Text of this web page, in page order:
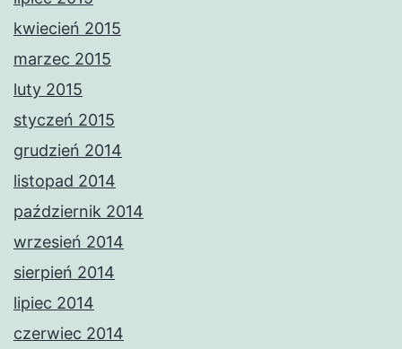
kwiecień 2015
marzec 2015
luty 2015
styczeń 2015
grudzień 2014
listopad 2014
październik 2014
wrzesień 2014
sierpień 2014
lipiec 2014
czerwiec 2014